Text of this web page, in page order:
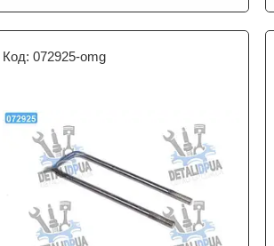
072925-omg